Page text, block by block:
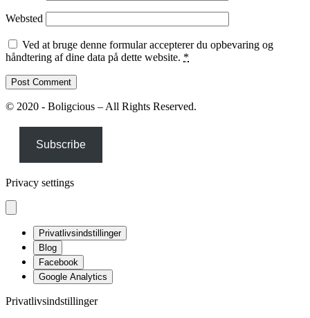
Websted
Ved at bruge denne formular accepterer du opbevaring og
håndtering af dine data på dette website. *
© 2020 - Boligcious – All Rights Reserved.
Subscribe
Privacy settings
Privatlivsindstillinger
Blog
Facebook
Google Analytics
Privatlivsindstillinger